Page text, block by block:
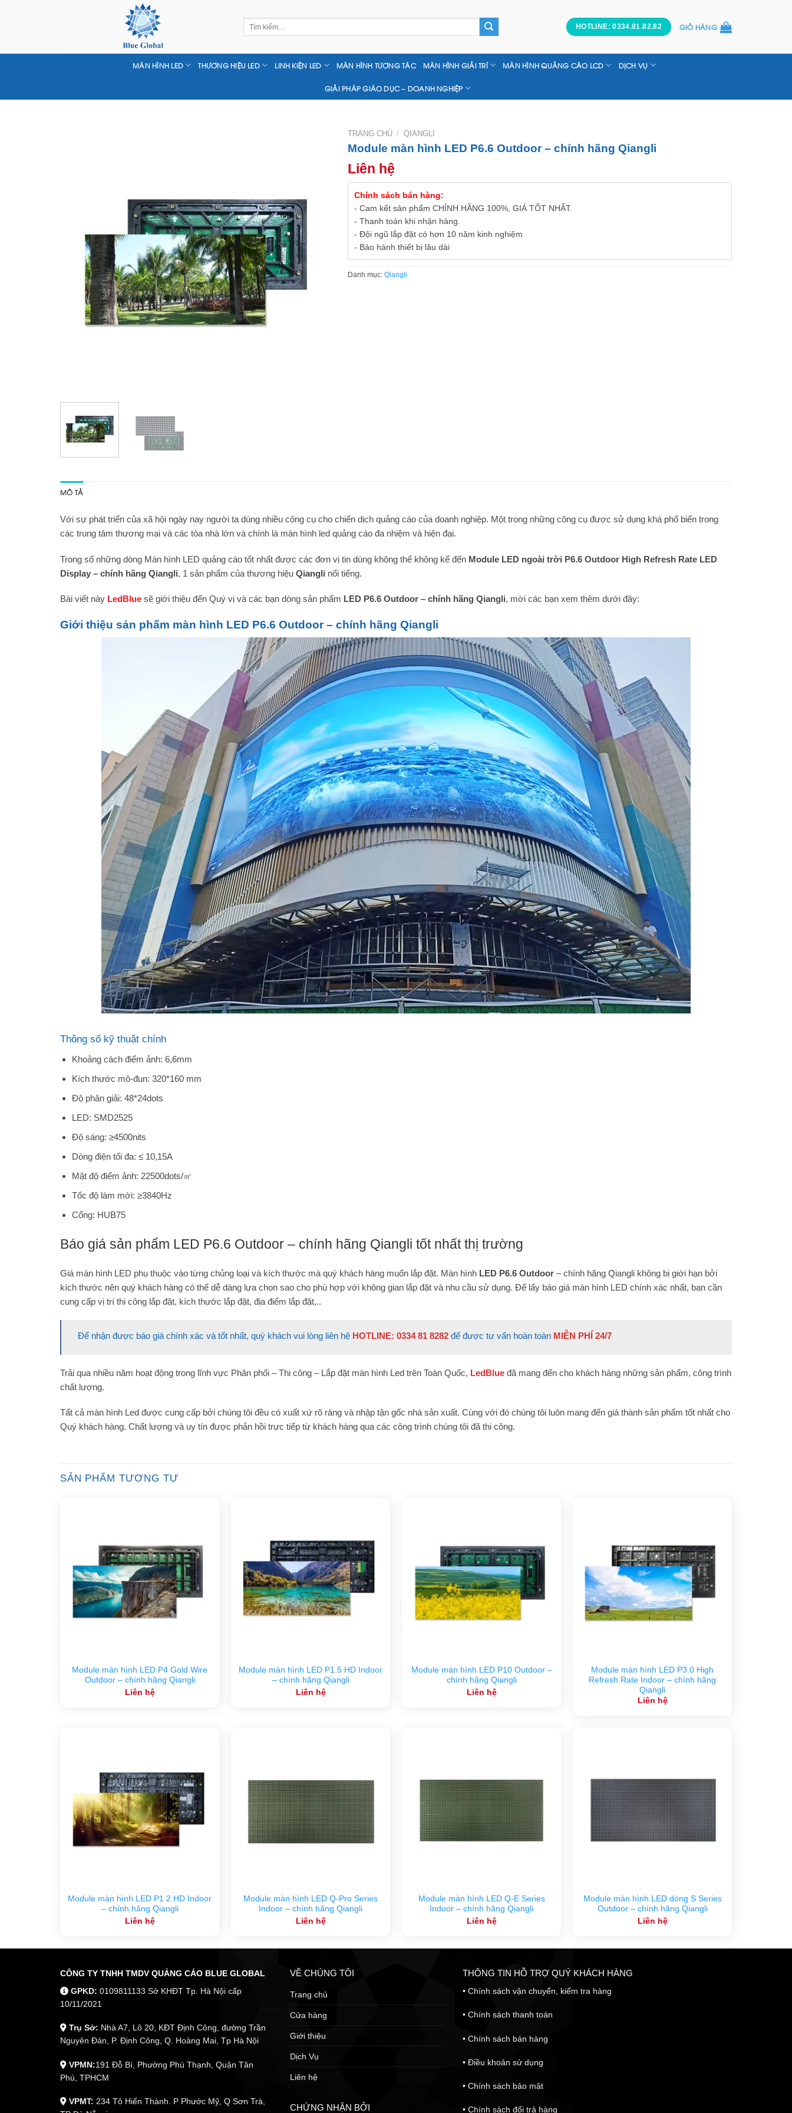
Tìm
HOTLINE: 0334.81.82.82 GIỎ HÀNG
MÀN HÌNH LED THƯƠNG HIỆU LED LINH KIỆN LED MÀN HÌNH TƯƠNG TÁC MÀN HÌNH GIẢI TRÍ MÀN HÌNH QUẢNG CÁO LCD DỊCH VỤ
GIẢI PHÁP GIÁO DỤC – DOANH NGHIỆP
TRANG CHỦ / QIANGLI
Module màn hình LED P6.6 Outdoor – chính hãng Qiangli
Liên hệ
Chính sách bán hàng:
- Cam kết sản phẩm CHÍNH HÃNG 100%, GIÁ TỐT NHẤT.
- Thanh toán khi nhận hàng.
- Đội ngũ lắp đặt có hơn 10 năm kinh nghiệm
- Bảo hành thiết bị lâu dài
Danh mục: Qiangli
MÔ TẢ
Với sự phát triển của xã hội ngày nay người ta dùng nhiều công cụ cho chiến dịch quảng cáo của doanh nghiệp. Một trong những công cụ được sử dụng khá phổ biến trong
các trung tâm thương mại và các tòa nhà lớn và chính là màn hình led quảng cáo đa nhiệm và hiện đại.
Trong số những dòng Màn hình LED quảng cáo tốt nhất được các đơn vị tin dùng không thể không kể đến Module LED ngoài trời P6.6 Outdoor High Refresh Rate LED
Display – chính hãng Qiangli, 1 sản phẩm của thương hiệu Qiangli nổi tiếng.
Bài viết này LedBlue sẽ giới thiệu đến Quý vị và các bạn dòng sản phẩm LED P6.6 Outdoor – chính hãng Qiangli, mời các bạn xem thêm dưới đây:
Giới thiệu sản phẩm màn hình LED P6.6 Outdoor – chính hãng Qiangli
Thông số kỹ thuật chính
Khoảng cách điểm ảnh: 6,6mm
Kích thước mô-đun: 320*160 mm
Độ phân giải: 48*24dots
LED: SMD2525
Độ sáng: ≥4500nits
Dòng điện tối đa: ≤ 10,15A
Mật độ điểm ảnh: 22500dots/㎡
Tốc độ làm mới: ≥3840Hz
Cổng: HUB75
Báo giá sản phẩm LED P6.6 Outdoor – chính hãng Qiangli tốt nhất thị trường
Giá màn hình LED phụ thuộc vào từng chủng loại và kích thước mà quý khách hàng muốn lắp đặt. Màn hình LED P6.6 Outdoor – chính hãng Qiangli không bị giới hạn bởi
kích thước nên quý khách hàng có thể dễ dàng lựa chọn sao cho phù hợp với không gian lắp đặt và nhu cầu sử dụng. Để lấy báo giá màn hình LED chính xác nhất, bạn cần
cung cấp vị trí thi công lắp đặt, kích thước lắp đặt, địa điểm lắp đặt,..
Để nhận được báo giá chính xác và tốt nhất, quý khách vui lòng liên hệ HOTLINE: 0334 81 8282 để được tư vấn hoàn toàn MIỄN PHÍ 24/7
Trải qua nhiều năm hoạt động trong lĩnh vực Phân phối – Thi công – Lắp đặt màn hình Led trên Toàn Quốc, LedBlue đã mang đến cho khách hàng những sản phẩm, công trình
chất lượng.
Tất cả màn hình Led được cung cấp bởi chúng tôi đều có xuất xứ rõ ràng và nhập tận gốc nhà sản xuất. Cùng với đó chúng tôi luôn mang đến giá thành sản phẩm tốt nhất cho
Quý khách hàng. Chất lượng và uy tín được phản hồi trực tiếp từ khách hàng qua các công trình chúng tôi đã thi công.
SẢN PHẨM TƯƠNG TỰ
Module màn hình LED P4 Gold Wire
Outdoor – chính hãng Qiangli
Liên hệ
Module màn hình LED P1.5 HD Indoor
– chính hãng Qiangli
Liên hệ
Module màn hình LED P10 Outdoor –
chính hãng Qiangli
Liên hệ
Module màn hình LED P3.0 High
Refresh Rate Indoor – chính hãng
Qiangli
Liên hệ
Module màn hình LED P1.2 HD Indoor
– chính hãng Qiangli
Liên hệ
Module màn hình LED Q-Pro Series
Indoor – chính hãng Qiangli
Liên hệ
Module màn hình LED Q-E Series
Indoor – chính hãng Qiangli
Liên hệ
Module màn hình LED dòng S Series
Outdoor – chính hãng Qiangli
Liên hệ
CÔNG TY TNHH TMDV QUẢNG CÁO BLUE GLOBAL
GPKD: 0109811133 Sở KHĐT Tp. Hà Nội cấp
10/11/2021
Trụ Sở: Nhà A7, Lô 20, KĐT Định Công, đường Trần
Nguyên Đán, P. Định Công, Q. Hoàng Mai, Tp Hà Nội
VPMN:191 Đỗ Bí, Phường Phú Thạnh, Quận Tân
Phú, TPHCM
VPMT: 234 Tô Hiến Thành. P Phước Mỹ, Q Sơn Trà,
VỀ CHÚNG TÔI
Trang chủ
Cửa hàng
Giới thiệu
Dịch Vụ
Liên hệ
CHỨNG NHẬN BỞI
THÔNG TIN HỖ TRỢ QUÝ KHÁCH HÀNG
• Chính sách vận chuyển, kiểm tra hàng
• Chính sách thanh toán
• Chính sách bán hàng
• Điều khoản sử dụng
• Chính sách bảo mật
• Chính sách đổi trả hàng